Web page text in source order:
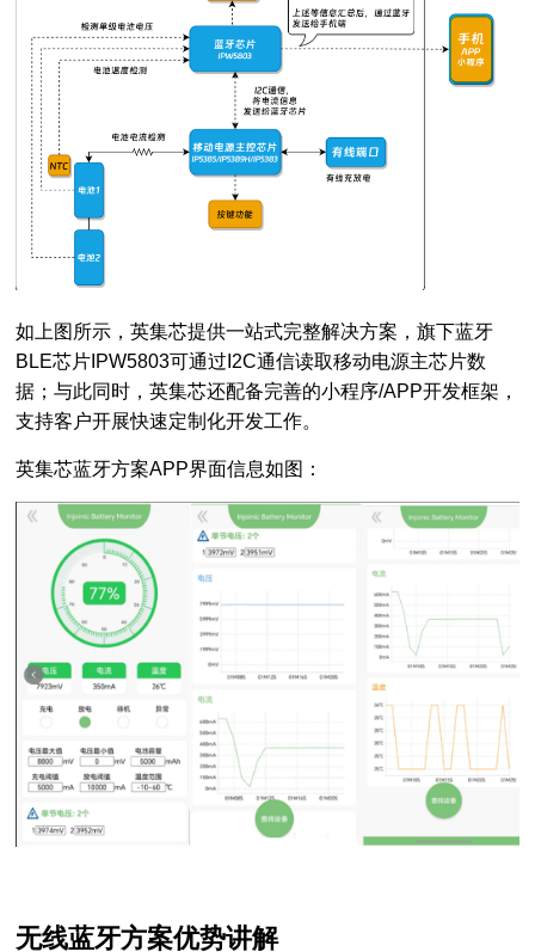
如上图所示，英集芯提供一站式完整解决方案，旗下蓝牙
BLE芯片IPW5803可通过I2C通信读取移动电源主芯片数
据；与此同时，英集芯还配备完善的小程序/APP开发框架，
支持客户开展快速定制化开发工作。
英集芯蓝牙方案APP界面信息如图：
无线蓝牙方案优势讲解